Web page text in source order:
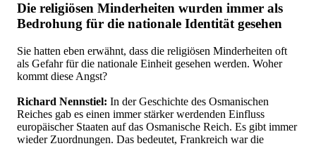
Die religiösen Minderheiten wurden immer als
Bedrohung für die nationale Identität gesehen
Sie hatten eben erwähnt, dass die religiösen Minderheiten oft
als Gefahr für die nationale Einheit gesehen werden. Woher
kommt diese Angst?
Richard Nennstiel: In der Geschichte des Osmanischen
Reiches gab es einen immer stärker werdenden Einfluss
europäischer Staaten auf das Osmanische Reich. Es gibt immer
wieder Zuordnungen. Das bedeutet, Frankreich war die